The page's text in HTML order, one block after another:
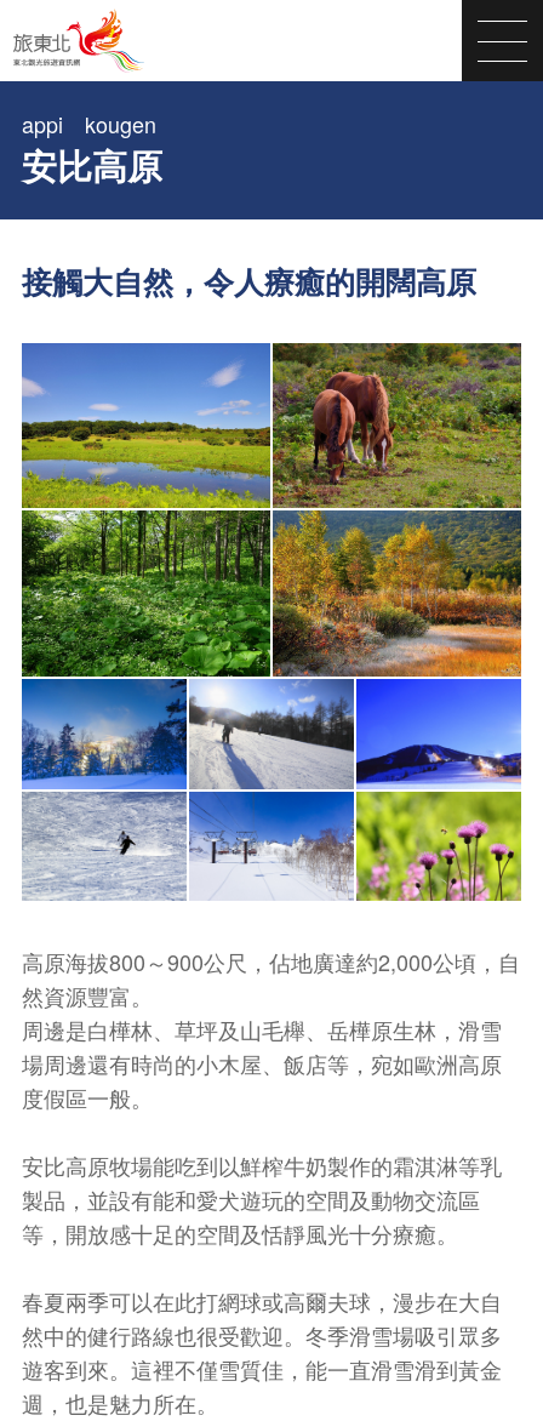
安比高原
appi kougen
接觸大自然，令人療癒的開闊高原
高原海拔800～900公尺，佔地廣達約2,000公頃，自
然資源豐富。
周邊是白樺林、草坪及山毛櫸、岳樺原生林，滑雪
場周邊還有時尚的小木屋、飯店等，宛如歐洲高原
度假區一般。
安比高原牧場能吃到以鮮榨牛奶製作的霜淇淋等乳
製品，並設有能和愛犬遊玩的空間及動物交流區
等，開放感十足的空間及恬靜風光十分療癒。
春夏兩季可以在此打網球或高爾夫球，漫步在大自
然中的健行路線也很受歡迎。冬季滑雪場吸引眾多
遊客到來。這裡不僅雪質佳，能一直滑雪滑到黃金
週，也是魅力所在。